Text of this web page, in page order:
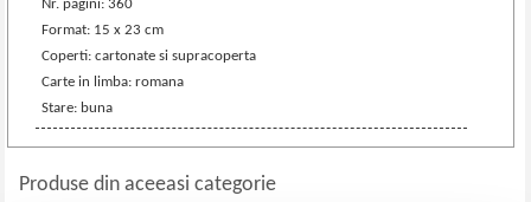
Nr. pagini: 360
Format: 15 x 23 cm
Coperti: cartonate si supracoperta
Carte in limba: romana
Stare: buna
Produse din aceeasi categorie